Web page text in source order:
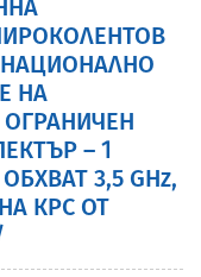
НАЦИОНАЛНО
НА
– 1
3,5 GHz,
КРС ОТ